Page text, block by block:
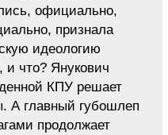
официально,
признала
идеологию
что? Янукович
КПУ решает
А главный губошлеп
продолжает